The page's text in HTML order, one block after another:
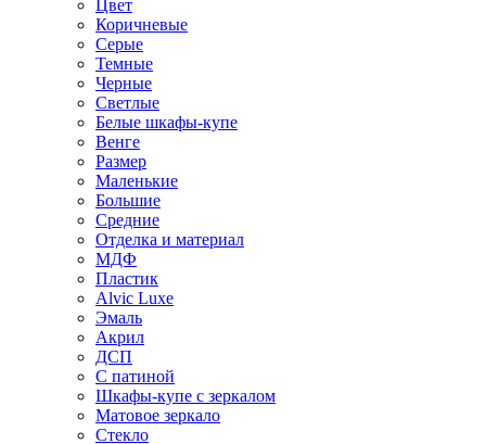
Цвет
Коричневые
Серые
Темные
Черные
Светлые
Белые шкафы-купе
Венге
Размер
Маленькие
Большие
Средние
Отделка и материал
МДФ
Пластик
Alvic Luxe
Эмаль
Акрил
ДСП
С патиной
Шкафы-купе с зеркалом
Матовое зеркало
Стекло